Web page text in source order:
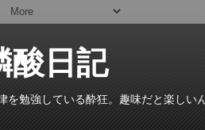
酸日記
を勉強している酔狂。趣味だと楽しい